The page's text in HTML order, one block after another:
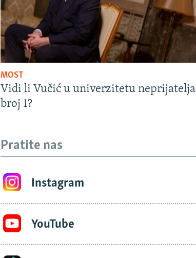
MOST
Vidi li Vučić u univerzitetu neprijatelja
broj 1?
Pratite nas
Instagram
YouTube